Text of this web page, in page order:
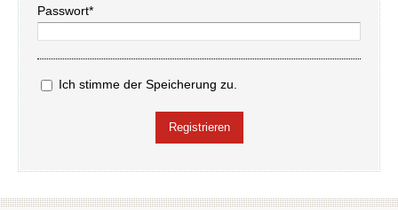
Passwort*
Ich stimme der Speicherung zu.